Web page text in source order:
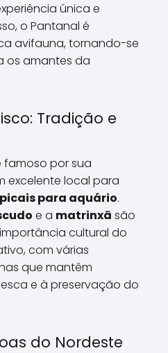
única e
o Pantanal é
avifauna, tornando-se
os amantes da
Tradição e
famoso por sua
excelente local para
para aquário.
e a matrinxã são
cultural do
com várias
que mantêm
e à preservação do
do Nordeste